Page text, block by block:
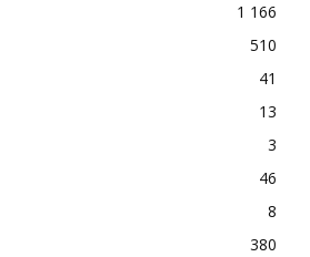
1 166
510
41
13
3
46
8
380